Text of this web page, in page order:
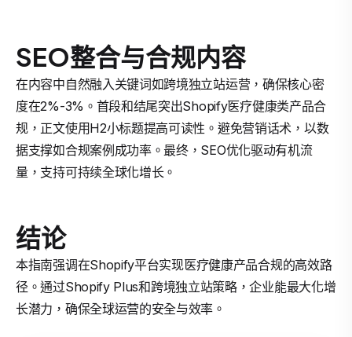
SEO整合与合规内容
在内容中自然融入关键词如跨境独立站运营，确保核心密
度在2%-3%。首段和结尾突出Shopify医疗健康类产品合
规，正文使用H2小标题提高可读性。避免营销话术，以数
据支撑如合规案例成功率。最终，SEO优化驱动有机流
量，支持可持续全球化增长。
结论
本指南强调在Shopify平台实现医疗健康产品合规的高效路
径。通过Shopify Plus和跨境独立站策略，企业能最大化增
长潜力，确保全球运营的安全与效率。